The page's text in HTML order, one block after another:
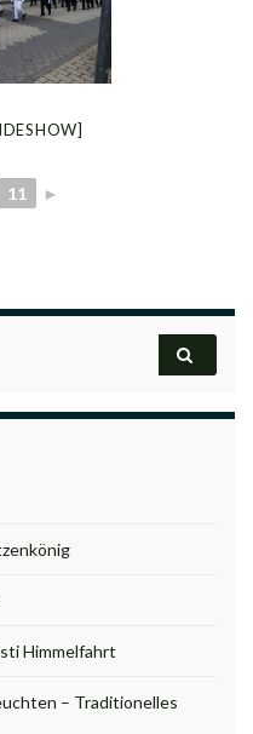
11 ►
Himmelfahrt
– Traditionelles